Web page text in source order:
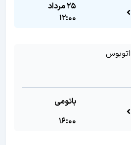
25 مرداد
12:00
اتوبوس
باتومی
16:00